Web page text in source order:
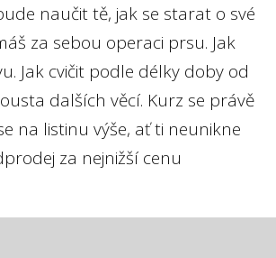
naučit tě, jak se starat o své
za sebou operaci prsu. Jak
Jak cvičit podle délky doby od
dalších věcí. Kurz se právě
na listinu výše, ať ti neunikne
za nejnižší cenu